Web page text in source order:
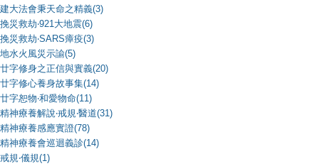
建大法會秉天命之精義(3)
挽災救劫‧921大地震(6)
挽災救劫‧SARS瘴疫(3)
地水火風災示諭(5)
廿字修身之正信與實義(20)
廿字修心養身故事集(14)
廿字恕物‧和愛物命(11)
精神療養解說‧戒規‧醫道(31)
精神療養感應實證(78)
精神療養會巡迴義診(14)
戒規‧儀規(1)